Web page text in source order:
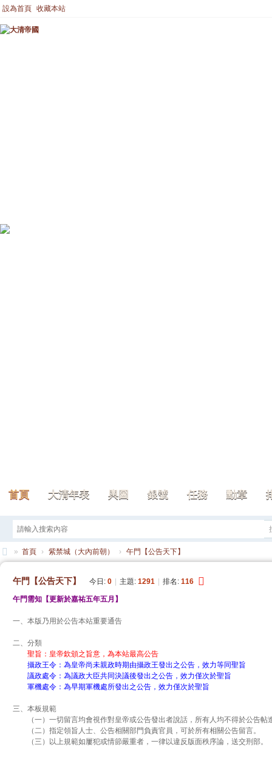
設為首頁 收藏本站
首頁 大清年表 輿圖 銀號 任務 勳章
» 首頁 › 紫禁城（大內前朝） › 午門【公告天下】
午門【公告天下】 今日: 0 主題: 1291 排名: 116
午門需知【更新於嘉祐五年五月】
一、本版乃用於公告本站重要通告
二、分類
聖旨：皇帝欽頒之旨意，為本站最高公告
攝政王令：為皇帝尚未親政時期由攝政王發出之公告，效力等同聖旨
議政處令：為議政大臣共同決議後發出之公告，效力僅次於聖旨
軍機處令：為早期軍機處所發出之公告，效力僅次於聖旨
三、本板規範
（一）一切留言均會視作對皇帝或公告發出者說話，所有人均不得於公告帖
（二）指定領旨人士、公告相關部門負責官員，可於所有相關公告留言。
（三）以上規範如屢犯或情節嚴重者，一律以違反版面秩序論，送交刑部。